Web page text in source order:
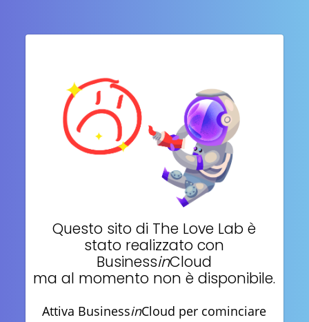
Questo sito di The Love Lab è
stato realizzato con
BusinessinCloud
ma al momento non è disponibile.
Attiva BusinessinCloud per cominciare